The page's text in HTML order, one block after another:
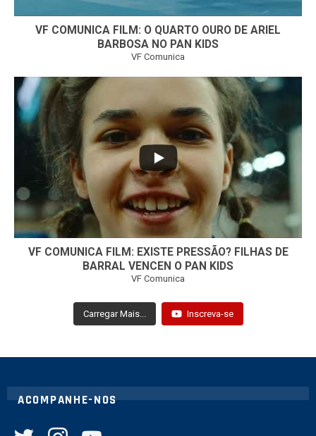
VF COMUNICA FILM: O QUARTO OURO DE ARIEL
BARBOSA NO PAN KIDS
VF Comunica
...
32
VF COMUNICA FILM: EXISTE PRESSÃO? FILHAS DE
BARRAL VENCEN O PAN KIDS
VF Comunica
Carregar Mais... Inscreva-se
ACOMPANHE-NOS